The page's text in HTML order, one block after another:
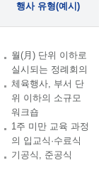
행사 유형(예시)
월(月) 단위 이하로
실시되는 정례회의
체육행사, 부서 단
위 이하의 소규모
워크숍
1주 미만 교육 과정
의 입교식·수료식
기공식, 준공식